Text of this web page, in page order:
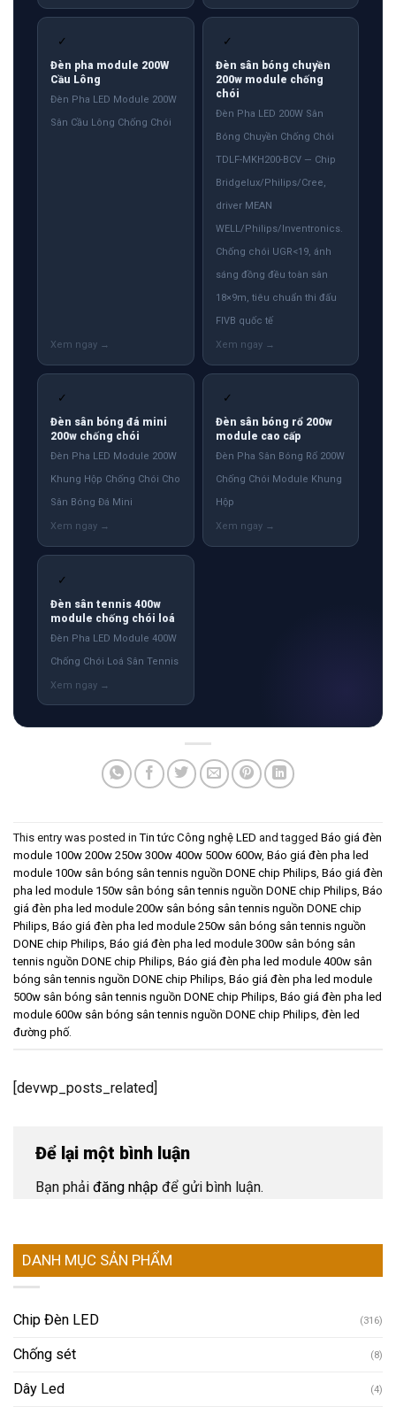
✓
Đèn pha module 200W
Cầu Lông
Đèn Pha LED Module 200W
Sân Cầu Lông Chống Chói
✓
Đèn sân bóng chuyền
200w module chống
chói
Đèn Pha LED 200W Sân
Bóng Chuyền Chống Chói
TDLF-MKH200-BCV — Chip
Bridgelux/Philips/Cree,
driver MEAN
WELL/Philips/Inventronics.
Chống chói UGR<19, ánh
sáng đồng đều toàn sân
18×9m, tiêu chuẩn thi đấu
FIVB quốc tế
✓
Đèn sân bóng đá mini
200w chống chói
Đèn Pha LED Module 200W
Khung Hộp Chống Chói Cho
Sân Bóng Đá Mini
✓
Đèn sân bóng rổ 200w
module cao cấp
Đèn Pha Sân Bóng Rổ 200W
Chống Chói Module Khung
Hộp
✓
Đèn sân tennis 400w
module chống chói loá
Đèn Pha LED Module 400W
Chống Chói Loá Sân Tennis
This entry was posted inTin tức Công nghệ LED and tagged Báo giá đèn
module 100w 200w 250w 300w 400w 500w 600w, Báo giá đèn pha led
module 100w sân bóng sân tennis nguồn DONE chip Philips Báo giá đèn
pha led module 150w sân bóng sân tennis nguồn DONE chip Philips Báo
giá đèn pha led module 200w sân bóng sân tennis nguồn DONE chip
Philips Báo giá đèn pha led module 250w sân bóng sân tennis nguồn
DONE chip Philips Báo giá đèn pha led module 300w sân bóng sân
tennis nguồn DONE chip Philips Báo giá đèn pha led module 400w sân
bóng sân tennis nguồn DONE chip Philips Báo giá đèn pha led module
500w sân bóng sân tennis nguồn DONE chip Philips Báo giá đèn pha led
module 600w sân bóng sân tennis nguồn DONE chip Philips đèn led
đường phố
[devwp_posts_related]
Để lại một bình luận
Bạn phải đăng nhập để gửi bình luận.
DANH MỤC SẢN PHẨM
Chip Đèn LED (316)
Chống sét (8)
Dây Led (4)